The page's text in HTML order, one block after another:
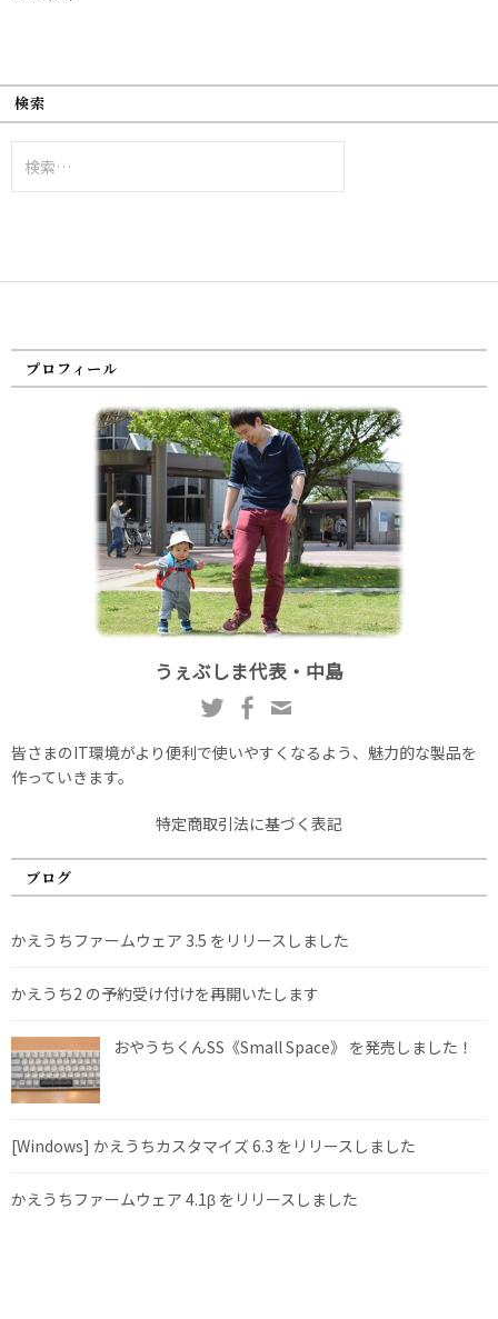
検索
索:
プロフィール
うぇぶしま代表・中島
皆さまのIT環境がより便利で使いやすくなるよう、魅力的な製品を
作っていきます。
特定商取引法に基づく表記
ブログ
かえうちファームウェア 3.5 をリリースしました
かえうち2 の予約受け付けを再開いたします
おやうちくんSS《Small Space》 を発売しました！
[Windows] かえうちカスタマイズ 6.3 をリリースしました
かえうちファームウェア 4.1β をリリースしました